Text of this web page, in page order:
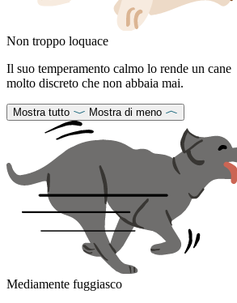
Non troppo loquace
Il suo temperamento calmo lo rende un cane
molto discreto che non abbaia mai.
Mostra tutto Mostra di meno
Mediamente fuggiasco